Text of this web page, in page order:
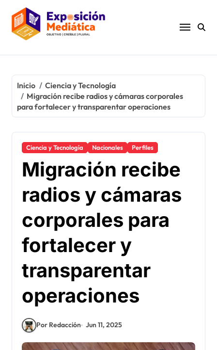
contenido
Inicio
Ciencia y Tecnología
Migración recibe radios y cámaras corporales
para fortalecer y transparentar operaciones
Ciencia y Tecnología Nacionales Perfiles
Migración recibe
radios y cámaras
corporales para
fortalecer y
transparentar
operaciones
Por Redacción Jun 11, 2025